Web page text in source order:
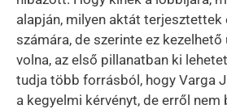
alapján, milyen aktát terjesztettek
számára, de szerinte ez
volna, az első pillanatban ki
tudja több forrásból, hogy Varga
a kegyelmi kérvényt, de erről nem